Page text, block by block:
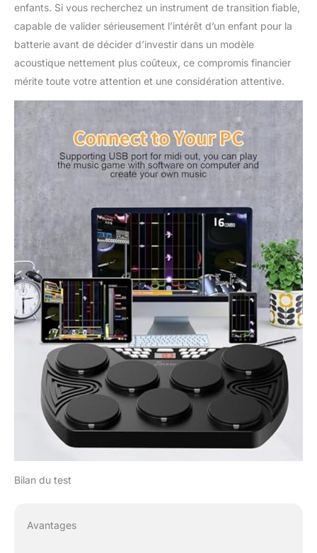
enfants. Si vous recherchez un instrument de transition fiable,
capable de valider sérieusement l’intérêt d’un enfant pour la
batterie avant de décider d’investir dans un modèle
acoustique nettement plus coûteux, ce compromis financier
mérite toute votre attention et une considération attentive.
Bilan du test
Avantages